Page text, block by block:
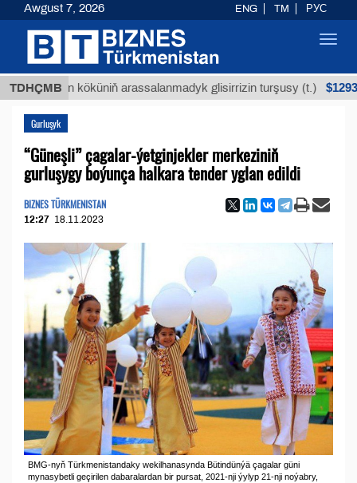
TDHÇMBköküniň arassalanmadyk glisirrizin turşusy (t.) $12935,18
Gurluşyk
“Güneşli” çagalar-ýetginjekler merkeziniň
gurluşygy boýunça halkara tender yglan edildi
BIZNES TÜRKMENISTAN
12:27 18.11.2023
BMG-nyň Türkmenistandaky wekilhanasynda Bütindünýä çagalar güni
mynasybetli geçirilen dabaralardan bir pursat, 2021-nji ýylyp 21-nji noýabry,
Awgust 7, 2026 ENG TM РУС